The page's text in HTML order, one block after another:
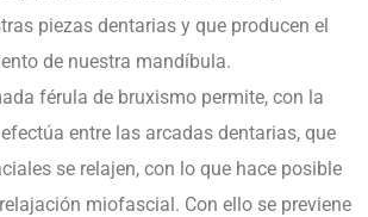
piezas dentarias y que producen el
de nuestra mandíbula.
férula de bruxismo permite, con la
entre las arcadas dentarias, que
se relajen, con lo que hace posible
miofascial. Con ello se previene